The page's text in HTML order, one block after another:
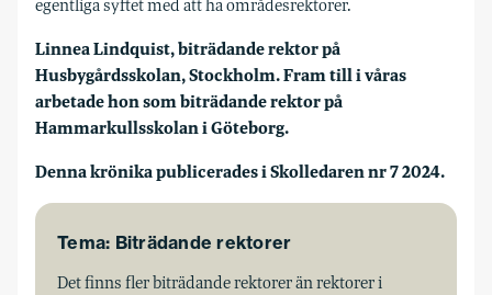
egentliga syftet med att ha områdes­rektorer.
Linnea Lindquist, biträdande rektor på
Husbygårdsskolan, Stockholm. Fram till i våras
arbetade hon som biträdande rektor på
Hammarkullsskolan i Göteborg.
Denna krönika publicerades i Skolledaren nr 7 2024.
Tema: Biträdande rektorer
Det finns fler biträdande rektorer än rektorer i